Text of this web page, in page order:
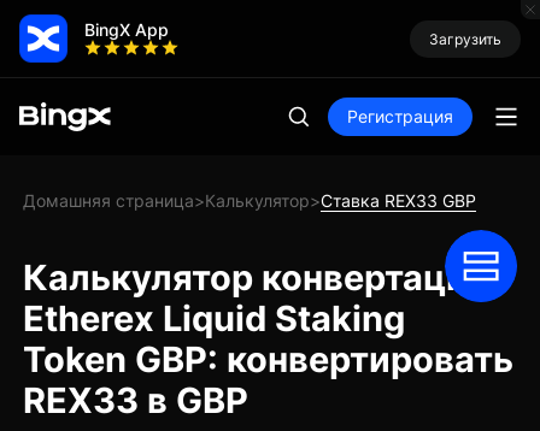
BingX App Загрузить
Регистрация
Домашняя страница>Калькулятор>Ставка REX33 GBP
Калькулятор конвертации
Etherex Liquid Staking
Token GBP: конвертировать
REX33 в GBP